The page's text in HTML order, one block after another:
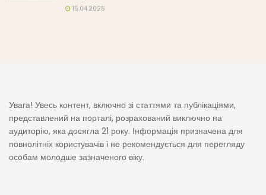
15.04.2025
Увага! Увесь контент, включно зі статтями та публікаціями,
представлений на порталі, розрахований виключно на
аудиторію, яка досягла 21 року. Інформація призначена для
повнолітніх користувачів і не рекомендується для перегляду
особам молодше зазначеного віку.